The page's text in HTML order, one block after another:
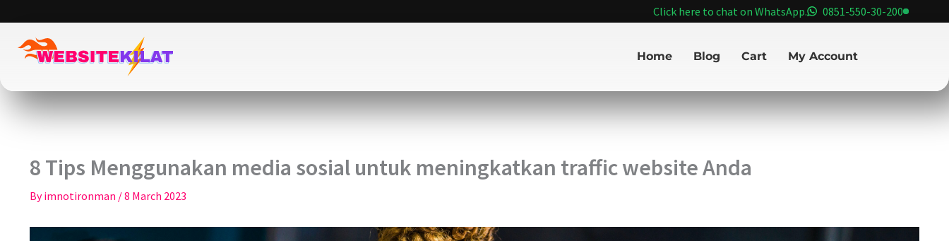
to
content
Click here to chat on WhatsApp. 0851-550-30-200
Home Blog Cart My Account
8 Tips Menggunakan media sosial untuk meningkatkan traffic website Anda
Byimnotironman /8 March 2023